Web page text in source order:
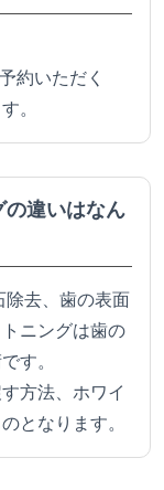
約いただく
。
の違いはなん
除去、歯の表面
ニングは歯の
す。
方法、ホワイ
となります。